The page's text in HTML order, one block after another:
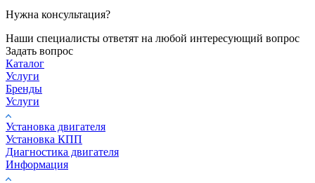
Нужна консультация?
Наши специалисты ответят на любой интересующий вопрос
Задать вопрос
Каталог
Услуги
Бренды
Услуги
Установка двигателя
Установка КПП
Диагностика двигателя
Информация